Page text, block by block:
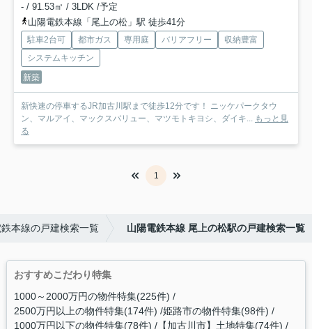
- / 91.53㎡ / 3LDK /予定
山陽電鉄本線「尾上の松」駅 徒歩41分
駐車2台可 都市ガス 専用庭 バリアフリー
収納豊富
システムキッチン
新築
新快速の停車するJR加古川駅まで徒歩12分です！ ニッケパークタウ
ン、マルアイ、マックスバリュー、マツモトキヨシ、ダイキ... もっと見
る
1
本線の戸建検索一覧 山陽電鉄本線 尾上の松駅の戸建検索一覧
おすすめこだわり特集
1000～2000万円の物件特集(225件)
2500万円以上の物件特集(174件) 姫路市の物件特集(98件)
1000万円以下の物件特集(78件) 【加古川市】土地特集(74件)